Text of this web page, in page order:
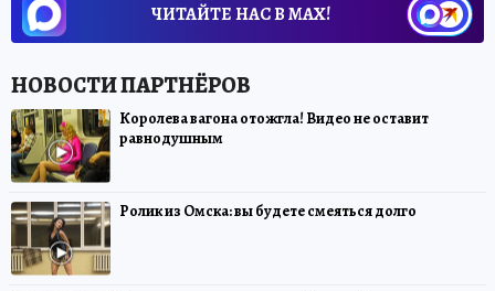
ЧИТАЙТЕ НАС В МАХ!
Королева вагона отожгла! Видео не оставит
равнодушным
Ролик из Омска: вы будете смеяться долго